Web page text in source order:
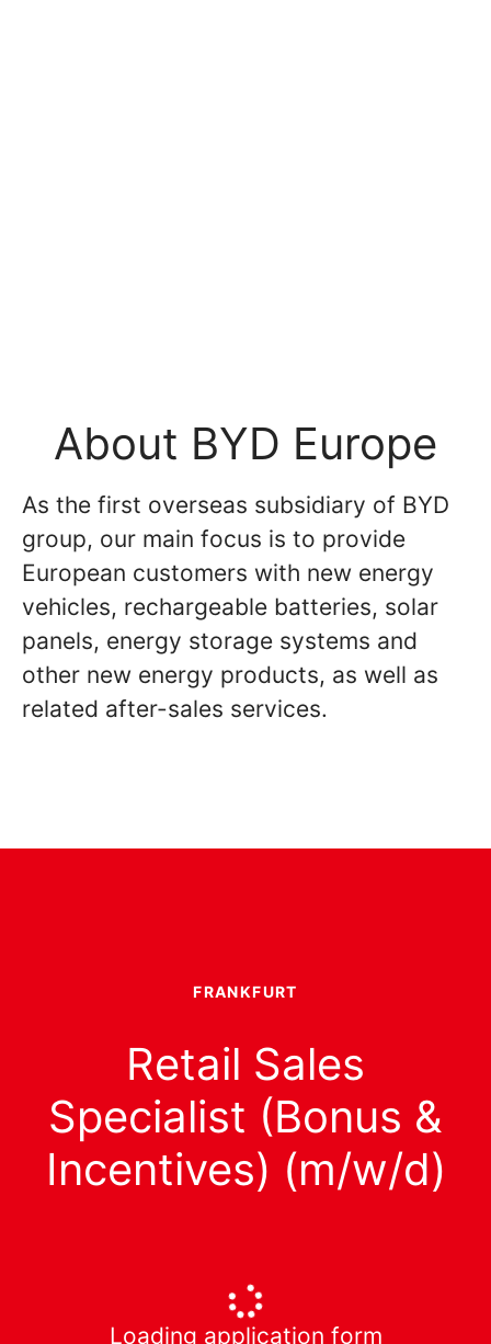
About BYD Europe
As the first overseas subsidiary of BYD
group, our main focus is to provide
European customers with new energy
vehicles, rechargeable batteries, solar
panels, energy storage systems and
other new energy products, as well as
related after-sales services.
FRANKFURT
Retail Sales
Specialist (Bonus &
Incentives) (m/w/d)
Loading application form